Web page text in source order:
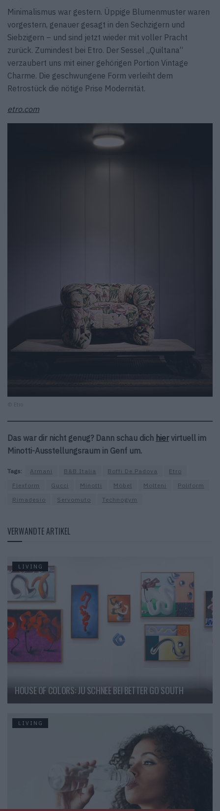
Minimalismus war gestern. Üppige Blumenmuster waren
vorgestern, genauer gesagt in den Sechzigern und
Siebzigern – und sind jetzt wieder mit voller Pracht
zurück. Zumindest bei Etro. Der Sessel „Quiltana“
verzaubert uns mit einer gehörigen Portion Vintage
Charme. Die geschwungene Form verleiht dem
Retrostück die nötige Prise Modernität.
etro.com
© Etro
Das war dir nicht genug? Dann schau dich hiervirtuell im
Minotti-Ausstellungsraum in Genf um.
Tags: Armani B&B Italia Boffi De Padova
Etro
Flexform
Gucci Minotti Möbel Molteni
Poliform
Rimadesio
Servomuto Technogym
VERWANDTE ARTIKEL
LIVING
HOUSE OF COLORS: JU SCHNEE BEI BETTER GO SOUTH
LIVING